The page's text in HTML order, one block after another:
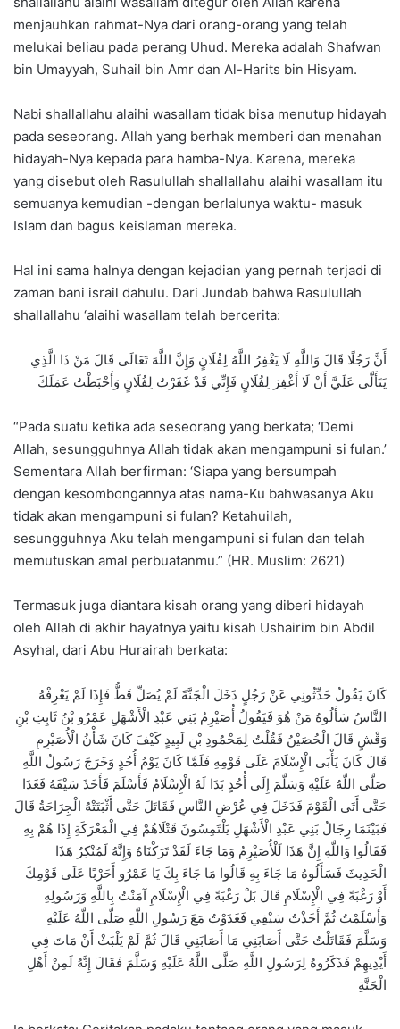
menjauhkan rahmat-Nya dari orang-orang yang telah
melukai beliau pada perang Uhud. Mereka adalah Shafwan
bin Umayyah, Suhail bin Amr dan Al-Harits bin Hisyam.
Nabi shallallahu alaihi wasallam tidak bisa menutup hidayah
pada seseorang. Allah yang berhak memberi dan menahan
hidayah-Nya kepada para hamba-Nya. Karena, mereka
yang disebut oleh Rasulullah shallallahu alaihi wasallam itu
semuanya kemudian -dengan berlalunya waktu- masuk
Islam dan bagus keislaman mereka.
Hal ini sama halnya dengan kejadian yang pernah terjadi di
zaman bani israil dahulu. Dari Jundab bahwa Rasulullah
shallallahu ‘alaihi wasallam telah bercerita:
أَنَّ رَجُلًا قَالَ وَاللَّهِ لَا يَغْفِرُ اللَّهُ لِفُلَانٍ وَإِنَّ اللَّهَ تَعَالَى قَالَ مَنْ ذَا الَّذِي
يَتَأَلَّى عَلَيَّ أَنْ لَا أَغْفِرَ لِفُلَانٍ فَإِنِّي قَدْ غَفَرْتُ لِفُلَانٍ وَأَحْبَطْتُ عَمَلَكَ
“Pada suatu ketika ada seseorang yang berkata; ‘Demi
Allah, sesungguhnya Allah tidak akan mengampuni si fulan.’
Sementara Allah berfirman: ‘Siapa yang bersumpah
dengan kesombongannya atas nama-Ku bahwasanya Aku
tidak akan mengampuni si fulan? Ketahuilah,
sesungguhnya Aku telah mengampuni si fulan dan telah
memutuskan amal perbuatanmu.” (HR. Muslim: 2621)
Termasuk juga diantara kisah orang yang diberi hidayah
oleh Allah di akhir hayatnya yaitu kisah Ushairim bin Abdil
Asyhal, dari Abu Hurairah berkata:
كَانَ يَقُولُ حَدِّثُونِي عَنْ رَجُلٍ دَخَلَ الْجَنَّةَ لَمْ يُصَلِّ قَطُّ فَإِذَا لَمْ يَعْرِفْهُ
النَّاسُ سَأَلُوهُ مَنْ هُوَ فَيَقُولُ أُصَيْرِمُ بَنِي عَبْدِ الْأَشْهَلِ عَمْرُو بْنُ ثَابِتِ بْنِ
وَقْشٍ قَالَ الْحُصَيْنُ فَقُلْتُ لِمَحْمُودِ بْنِ لَبِيدٍ كَيْفَ كَانَ شَأْنُ الْأُصَيْرِمِ
قَالَ كَانَ يَأْبَى الْإِسْلَامَ عَلَى قَوْمِهِ فَلَمَّا كَانَ يَوْمُ أُحُدٍ وَخَرَجَ رَسُولُ اللَّهِ
صَلَّى اللَّهُ عَلَيْهِ وَسَلَّمَ إِلَى أُحُدٍ بَدَا لَهُ الْإِسْلَامُ فَأَسْلَمَ فَأَخَذَ سَيْفَهُ فَغَدَا
حَتَّى أَتَى الْقَوْمَ فَدَخَلَ فِي عُرْضِ النَّاسِ فَقَاتَلَ حَتَّى أَثْبَتَتْهُ الْجِرَاحَةُ قَالَ
فَبَيْنَمَا رِجَالُ بَنِي عَبْدِ الْأَشْهَلِ يَلْتَمِسُونَ قَتْلَاهُمْ فِي الْمَعْرَكَةِ إِذَا هُمْ بِهِ
فَقَالُوا وَاللَّهِ إِنَّ هَذَا لَلْأُصَيْرِمُ وَمَا جَاءَ لَقَدْ تَرَكْنَاهُ وَإِنَّهُ لَمُنْكِرٌ هَذَا
الْحَدِيثَ فَسَأَلُوهُ مَا جَاءَ بِهِ قَالُوا مَا جَاءَ بِكَ يَا عَمْرُو أَحَرْبًا عَلَى قَوْمِكَ
أَوْ رَغْبَةً فِي الْإِسْلَامِ قَالَ بَلْ رَغْبَةً فِي الْإِسْلَامِ آمَنْتُ بِاللَّهِ وَرَسُولِهِ
وَأَسْلَمْتُ ثُمَّ أَخَذْتُ سَيْفِي فَغَدَوْتُ مَعَ رَسُولِ اللَّهِ صَلَّى اللَّهُ عَلَيْهِ
وَسَلَّمَ فَقَاتَلْتُ حَتَّى أَصَابَنِي مَا أَصَابَنِي قَالَ ثُمَّ لَمْ يَلْبَثْ أَنْ مَاتَ فِي
أَيْدِيهِمْ فَذَكَرُوهُ لِرَسُولِ اللَّهِ صَلَّى اللَّهُ عَلَيْهِ وَسَلَّمَ فَقَالَ إِنَّهُ لَمِنْ أَهْلِ
الْجَنَّةِ